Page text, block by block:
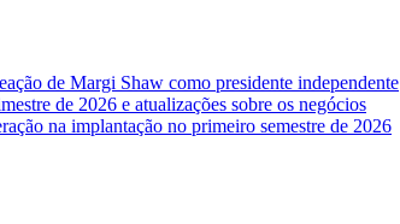
de Margi Shaw como presidente independente
de 2026 e atualizações sobre os negócios
na implantação no primeiro semestre de 2026